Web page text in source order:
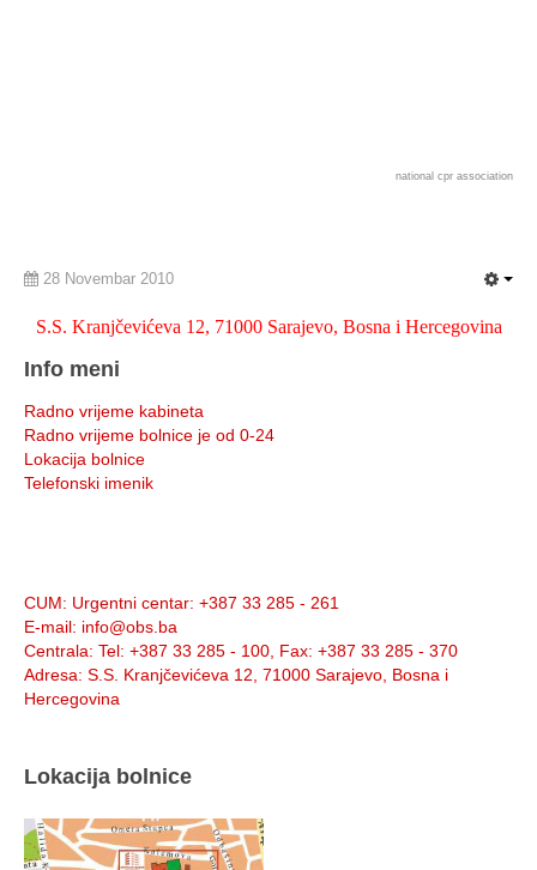
national cpr association
28 Novembar 2010
S.S. Kranjčevićeva 12, 71000 Sarajevo, Bosna i Hercegovina
Info meni
Radno vrijeme kabineta
Radno vrijeme bolnice je od 0-24
Lokacija bolnice
Telefonski imenik
CUM: Urgentni centar: +387 33 285 - 261
E-mail: info@obs.ba
Centrala: Tel: +387 33 285 - 100, Fax: +387 33 285 - 370
Adresa: S.S. Kranjčevićeva 12, 71000 Sarajevo, Bosna i
Hercegovina
Lokacija bolnice